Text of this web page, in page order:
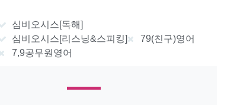
심비오시스[독해]
심비오시스[리스닝&스피킹]
79(친구)영어
7,9공무원영어